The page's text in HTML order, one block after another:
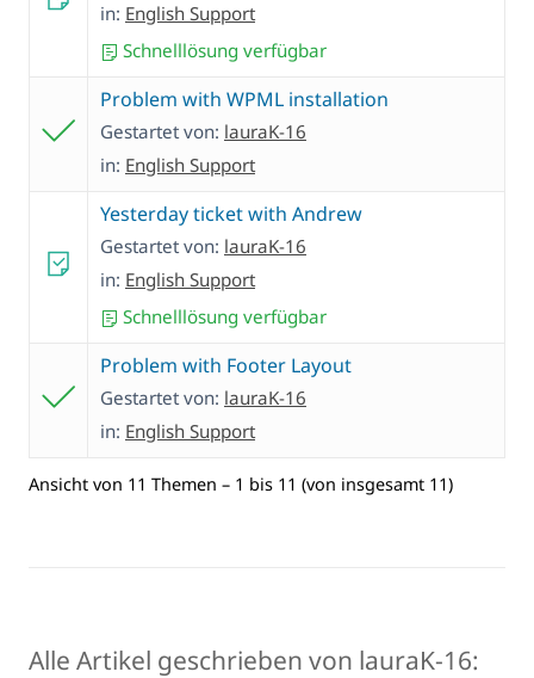
in: English Support
Schnelllösung verfügbar
Problem with WPML installation
Gestartet von: lauraK-16
in: English Support
Yesterday ticket with Andrew
Gestartet von: lauraK-16
in: English Support
Schnelllösung verfügbar
Problem with Footer Layout
Gestartet von: lauraK-16
in: English Support
Ansicht von 11 Themen – 1 bis 11 (von insgesamt 11)
Alle Artikel geschrieben von lauraK-16: